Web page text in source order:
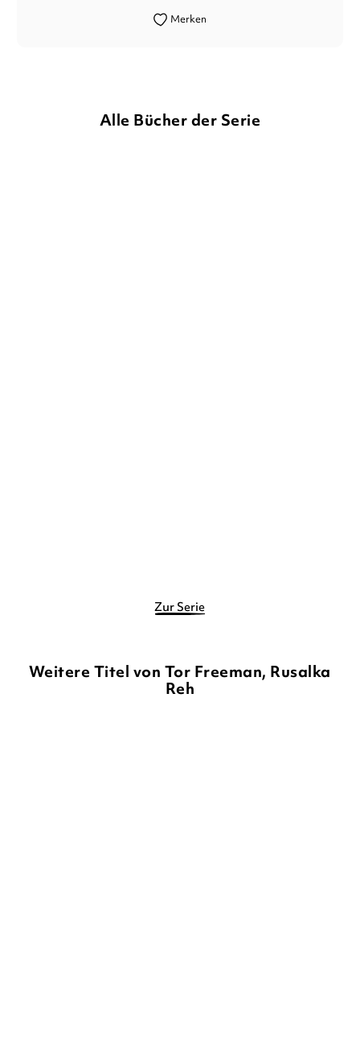
Merken
Alle Bücher der Serie
Zur Serie
Weitere Titel von Tor Freeman, Rusalka
Reh